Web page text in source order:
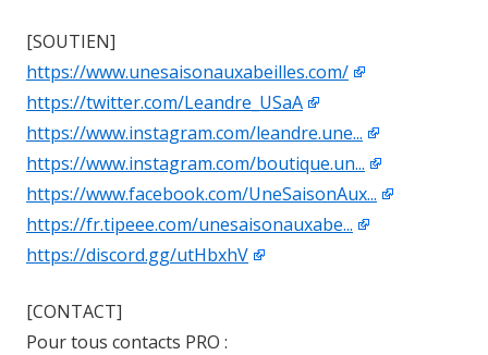
[SOUTIEN]
https://www.unesaisonauxabeilles.com/
https://twitter.com/Leandre_USaA
https://www.instagram.com/leandre.une...
https://www.instagram.com/boutique.un...
https://www.facebook.com/UneSaisonAux...
https://fr.tipeee.com/unesaisonauxabe...
https://discord.gg/utHbxhV
[CONTACT]
Pour tous contacts PRO :